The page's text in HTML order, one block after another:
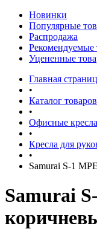
Новинки
Популярные
Распродажа
Рекомендуемые
Уцененные
Главная
•
Каталог товаров
•
Офисные
•
Кресла для
•
Samurai S-1
Samurai